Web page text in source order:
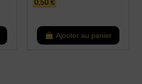
0,50 €
Ajouter au panier